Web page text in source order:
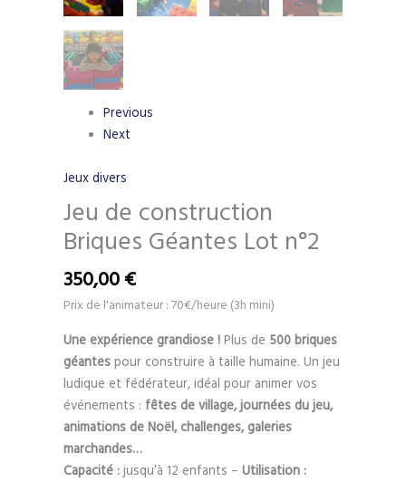
Previous
Next
Jeux divers
Jeu de construction
Briques Géantes Lot n°2
350,00 €
Prix de l'animateur : 70€/heure (3h mini)
Une expérience grandiose ! Plus de 500 briques
géantes pour construire à taille humaine. Un jeu
ludique et fédérateur, idéal pour animer vos
événements : fêtes de village, journées du jeu,
animations de Noël, challenges, galeries
marchandes…
Capacité : jusqu’à 12 enfants – Utilisation :